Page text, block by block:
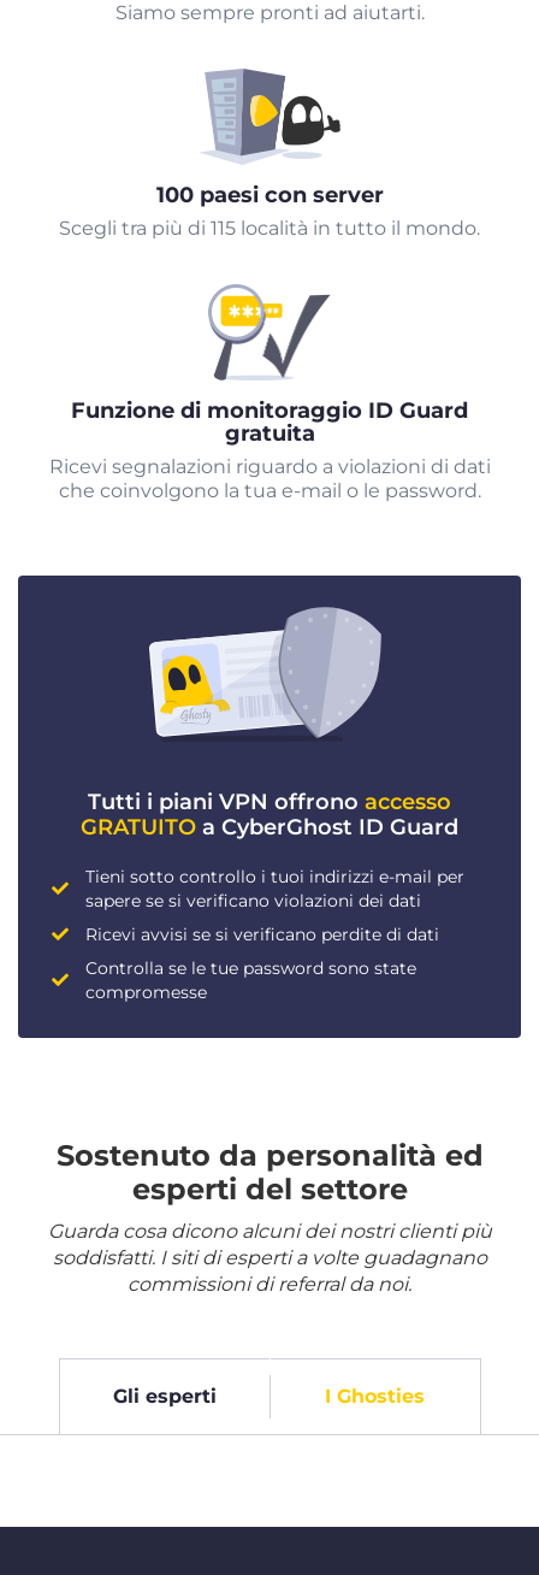
Siamo sempre pronti ad aiutarti.
100 paesi con server
Scegli tra più di 115 località in tutto il mondo.
Funzione di monitoraggio ID Guard
gratuita
Ricevi segnalazioni riguardo a violazioni di dati
che coinvolgono la tua e-mail o le password.
Tutti i piani VPN offrono accesso
GRATUITO a CyberGhost ID Guard
Tieni sotto controllo i tuoi indirizzi e-mail per
sapere se si verificano violazioni dei dati
Ricevi avvisi se si verificano perdite di dati
Controlla se le tue password sono state
compromesse
Sostenuto da personalità ed
esperti del settore
Guarda cosa dicono alcuni dei nostri clienti più
soddisfatti. I siti di esperti a volte guadagnano
commissioni di referral da noi.
Gli esperti I Ghosties